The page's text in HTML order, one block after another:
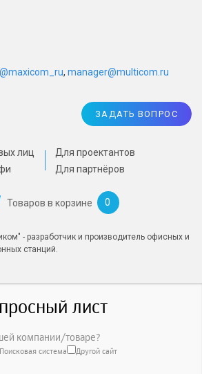
лиц
Для проектантов
Для партнёров
Товаров в корзине 0
ЗАДАТЬ ВОПРОС
- разработчик и производитель офисных и
станций.
, manager@multicom.ru
лист
компании/товаре?
Поисковая система Другой сайт